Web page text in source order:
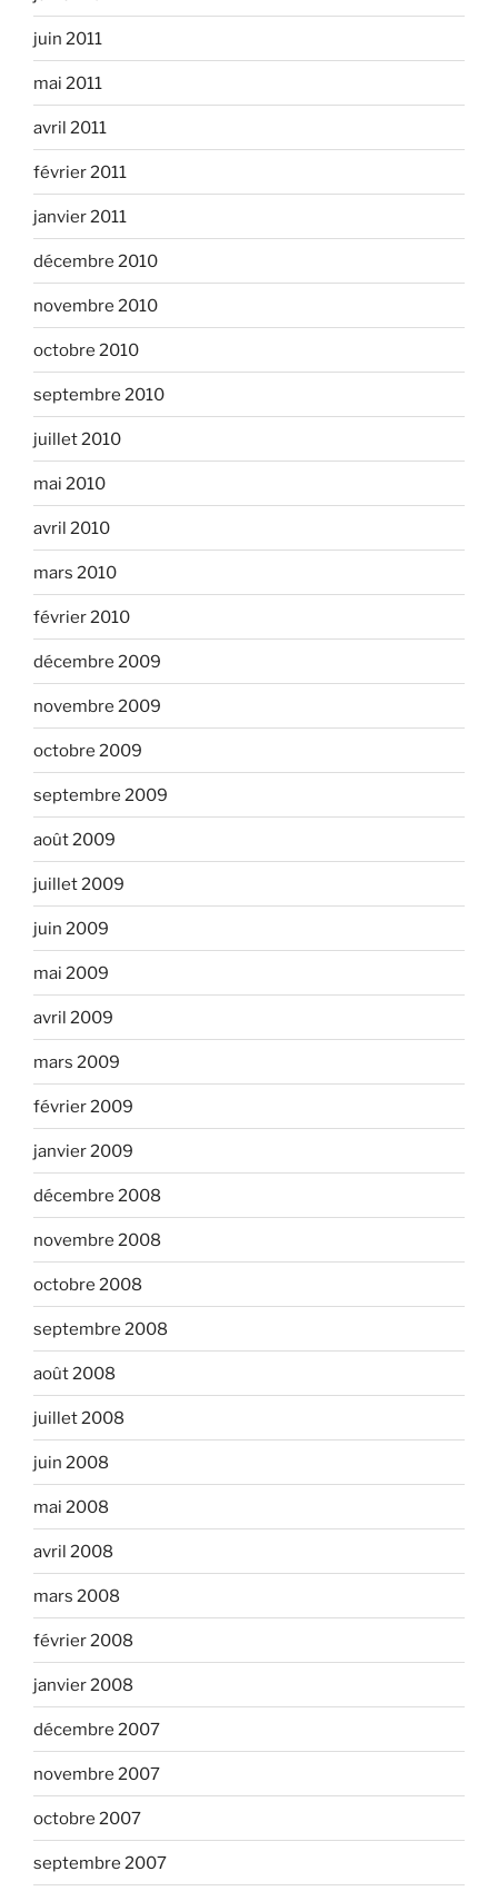
juin 2011
mai 2011
avril 2011
février 2011
janvier 2011
décembre 2010
novembre 2010
octobre 2010
septembre 2010
juillet 2010
mai 2010
avril 2010
mars 2010
février 2010
décembre 2009
novembre 2009
octobre 2009
septembre 2009
août 2009
juillet 2009
juin 2009
mai 2009
avril 2009
mars 2009
février 2009
janvier 2009
décembre 2008
novembre 2008
octobre 2008
septembre 2008
août 2008
juillet 2008
juin 2008
mai 2008
avril 2008
mars 2008
février 2008
janvier 2008
décembre 2007
novembre 2007
octobre 2007
septembre 2007